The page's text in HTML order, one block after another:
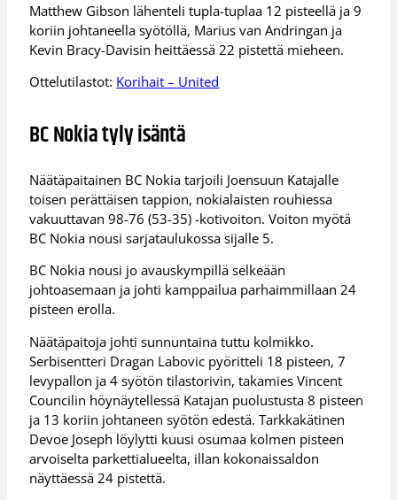
Matthew Gibson lähenteli tupla-tuplaa 12 pisteellä ja 9
koriin johtaneella syötöllä, Marius van Andringan ja
Kevin Bracy-Davisin heittäessä 22 pistettä mieheen.
Ottelutilastot: Korihait – United
BC Nokia tyly isäntä
Näätäpaitainen BC Nokia tarjoili Joensuun Katajalle
toisen perättäisen tappion, nokialaisten rouhiessa
vakuuttavan 98-76 (53-35) -kotivoiton. Voiton myötä
BC Nokia nousi sarjataulukossa sijalle 5.
BC Nokia nousi jo avauskympillä selkeään
johtoasemaan ja johti kamppailua parhaimmillaan 24
pisteen erolla.
Näätäpaitoja johti sunnuntaina tuttu kolmikko.
Serbisentteri Dragan Labovic pyöritteli 18 pisteen, 7
levypallon ja 4 syötön tilastorivin, takamies Vincent
Councilin höynäytellessä Katajan puolustusta 8 pisteen
ja 13 koriin johtaneen syötön edestä. Tarkkakätinen
Devoe Joseph löylytti kuusi osumaa kolmen pisteen
arvoiselta parkettialueelta, illan kokonaissaldon
näyttäessä 24 pistettä.